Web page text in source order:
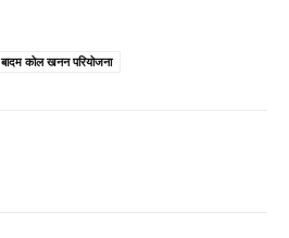
बादम कोल खनन परियोजना